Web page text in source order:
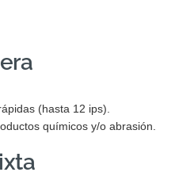
(hasta 12 ips).
químicos y/o abrasión.